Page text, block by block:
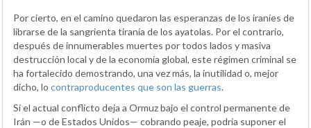
Por cierto, en el camino quedaron las esperanzas de los iraníes de
librarse de la sangrienta tiranía de los ayatolas. Por el contrario,
después de innumerables muertes por todos lados y masiva
destrucción local y de la economía global, este régimen criminal se
ha fortalecido demostrando, una vez más, la inutilidad o, mejor
dicho, lo contraproducentes que son las guerras.
Si el actual conflicto deja a Ormuz bajo el control permanente de
Irán —o de Estados Unidos— cobrando peaje, podría suponer el